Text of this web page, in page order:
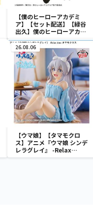
【僕のヒーローアカデミ
ア】【セット配送】【緑谷
出久】僕のヒーローアカデ
ミア BRAVEGRAPH ＃2
vol.2
26.08.06
【ウマ娘】【タマモクロ
ス】アニメ『ウマ娘 シンデ
レラグレイ』 -Relax
time-タマモクロス